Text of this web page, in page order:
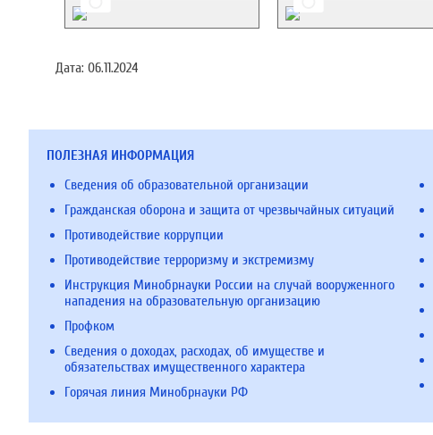
Дата: 06.11.2024
ПОЛЕЗНАЯ ИНФОРМАЦИЯ
Сведения об образовательной организации
Гражданская оборона и защита от чрезвычайных ситуаций
Противодействие коррупции
Противодействие терроризму и экстремизму
Инструкция Минобрнауки России на случай вооруженного
нападения на образовательную организацию
Профком
Сведения о доходах, расходах, об имуществе и
обязательствах имущественного характера
Горячая линия Минобрнауки РФ